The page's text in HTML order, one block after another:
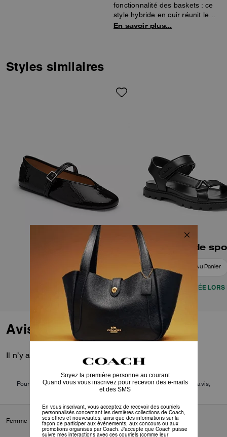
fonctionnalité des baskets : ce
style hybride en cuir réunit le
meilleur des deux mondes. Orné
extérieure en caoutchouc pour
En savoir plus…
Styles similaires
Mary Jane
Ajouter Au Panier
Sandale de
Ajouter Au Panier
20% REMISE APPLIQUÉE LORS
PAIEMENT
Avis
Il n’y a pas encore d’avis.
Pour plus d’informations sur la manière dont nous vérifions nos avis,
cliquezici.
Femme Chaussures / Tennis